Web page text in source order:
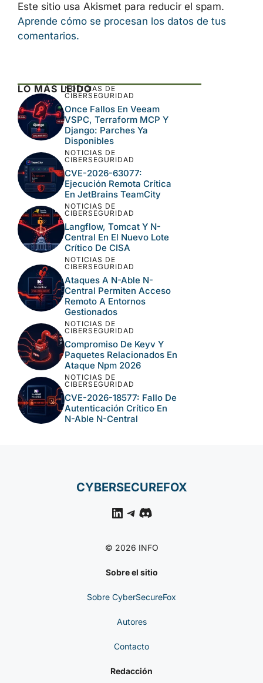
Este sitio usa Akismet para reducir el spam.
Aprende cómo se procesan los datos de tus
comentarios.
LO MÁS LEÍDO
NOTICIAS DE
CIBERSEGURIDAD
Once Fallos En Veeam
VSPC, Terraform MCP Y
Django: Parches Ya
Disponibles
NOTICIAS DE
CIBERSEGURIDAD
CVE-2026-63077:
Ejecución Remota Crítica
En JetBrains TeamCity
NOTICIAS DE
CIBERSEGURIDAD
Langflow, Tomcat Y N-
Central En El Nuevo Lote
Crítico De CISA
NOTICIAS DE
CIBERSEGURIDAD
Ataques A N-Able N-
Central Permiten Acceso
Remoto A Entornos
Gestionados
NOTICIAS DE
CIBERSEGURIDAD
Compromiso De Keyv Y
Paquetes Relacionados En
Ataque Npm 2026
NOTICIAS DE
CIBERSEGURIDAD
CVE-2026-18577: Fallo De
Autenticación Crítico En
N-Able N-Central
CYBERSECUREFOX
LinkedIn
Telegram
Discord
© 2026 INFO
Sobre el sitio
Sobre CyberSecureFox
Autores
Contacto
Redacción